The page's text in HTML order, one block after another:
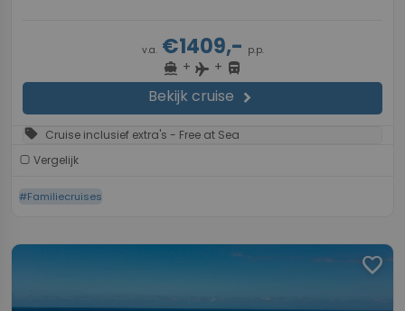
v.a.€1409,- p.p.
directions_boat + flight + directions_bus
Bekijk cruise chevron_right
sell Cruise inclusief extra's - Free at Sea
Vergelijk
#Familiecruises
favorite